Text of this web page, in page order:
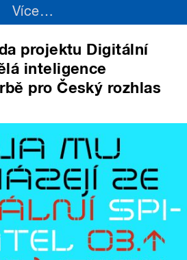
Více…
projektu Digitální
inteligence
pro Český rozhlas